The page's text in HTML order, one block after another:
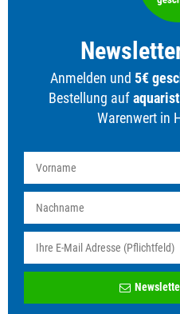
Anmelden und 5€
Bestellung auf
Warenwert in